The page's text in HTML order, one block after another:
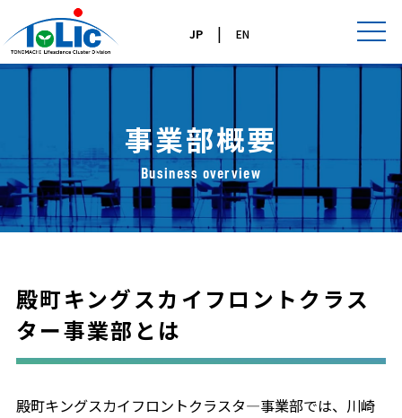
JP| EN
事業部概要
Business overview
殿町キングスカイフロントクラス
ター事業部とは
殿町キングスカイフロントクラスタ―事業部では、川崎